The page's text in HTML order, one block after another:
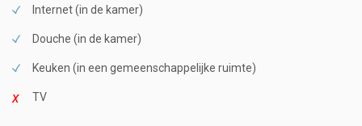
Internet (in de kamer)
Douche (in de kamer)
Keuken (in een gemeenschappelijke ruimte)
TV